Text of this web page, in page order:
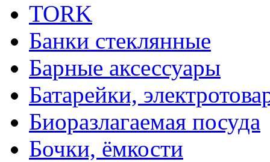
TORK
Банки стеклянные
Барные аксессуары
Батарейки,
Биоразлагаемая посуда
Бочки, ёмкости